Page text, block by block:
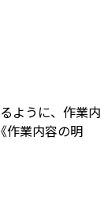
ように、作業内
作業内容の明